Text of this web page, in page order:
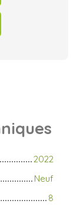
2022
Neuf
8